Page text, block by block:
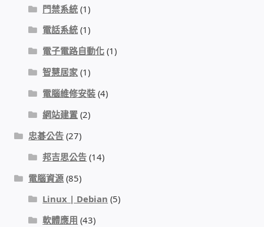
網路型門口視訊對講機
電話 工具 軟體 手冊
門禁安全控制
感應式門鎖、電子鎖
電梯樓層刷卡管制
停車場、社區大樓 車道管制系統
風速傳感器+PLC自動控制
門禁系統 (1)
電話系統 (1)
電子電路自動化 (1)
智慧居家 (1)
電腦維修安裝 (4)
網站建置 (2)
忠碁公告 (27)
邦吉思公告 (14)
電腦資源 (85)
Linux | Debian (5)
軟體應用 (43)